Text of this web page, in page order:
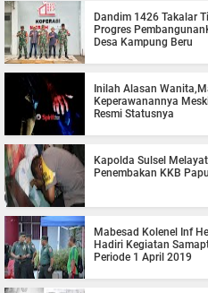
Dandim 1426 Takalar
Progres
Desa Kampung Beru
Inilah Alasan
Keperawanannya
Resmi Statusnya
Kapolda Sulsel
Penembakan KKB
Mabesad Kolenel Inf
Hadiri Kegiatan
Periode 1 April 2019